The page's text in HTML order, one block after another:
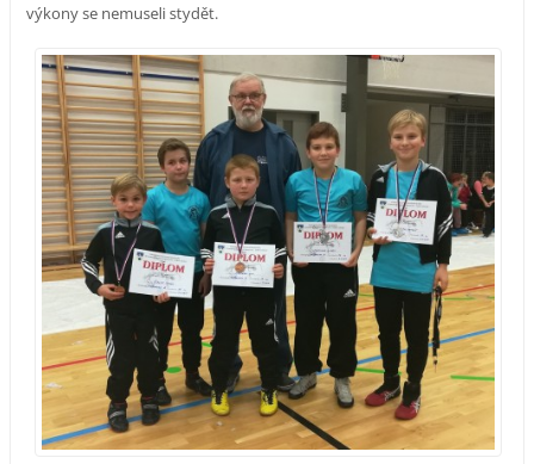
výkony se nemuseli stydět.